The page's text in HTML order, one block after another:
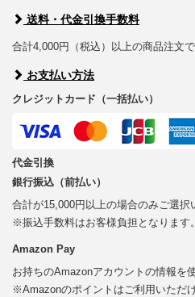
送料・代金引換手数料
合計4,000円（税込）以上の商品注文
お支払い方法
クレジットカード（一括払い）
代金引換
銀行振込（前払い）
合計が15,000円以上の場合のみご選択
※振込手数料はお客様負担となります。
Amazon Pay
お持ちのAmazonアカウントの情報を
※Amazonのポイントはご利用いただけ